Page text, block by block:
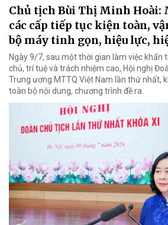
Chủ tịch Bùi Thị Minh Hoài:
các cấp tiếp tục kiện toàn,
bộ máy tinh gọn, hiệu lực,
Ngày 9/7, sau một thời gian làm việc khẩn
chủ, trí tuệ và trách nhiệm cao, Hội nghị
Trung ương MTTQ Việt Nam lần thứ nhất,
toàn bộ nội dung, chương trình đề ra.